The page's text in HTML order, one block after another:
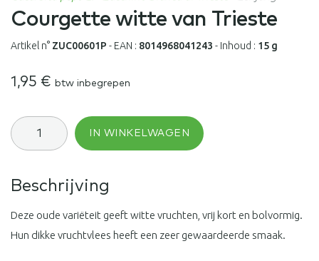
Courgette witte van Trieste
Artikel n° ZUC00601P - EAN : 8014968041243 - Inhoud : 15 g
1,95 € btw inbegrepen
Courgette
witte
van
IN WINKELWAGEN
Beschrijving
Deze oude variëteit geeft witte vruchten, vrij kort en bolvormig.
Hun dikke vruchtvlees heeft een zeer gewaardeerde smaak.